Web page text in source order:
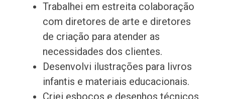
Trabalhei em estreita colaboração
com diretores de arte e diretores
de criação para atender as
necessidades dos clientes.
Desenvolvi ilustrações para livros
infantis e materiais educacionais.
Criei esboços e desenhos técnicos